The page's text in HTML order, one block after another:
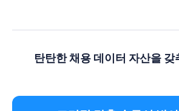
탄탄한 채용 데이터 자산을 갖